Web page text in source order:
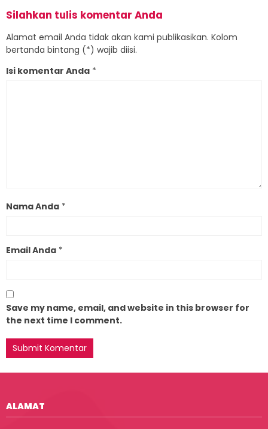
Silahkan tulis komentar Anda
Alamat email Anda tidak akan kami publikasikan. Kolom
bertanda bintang (*) wajib diisi.
Isi komentar Anda *
Nama Anda *
Email Anda *
Save my name, email, and website in this browser for
the next time I comment.
ALAMAT